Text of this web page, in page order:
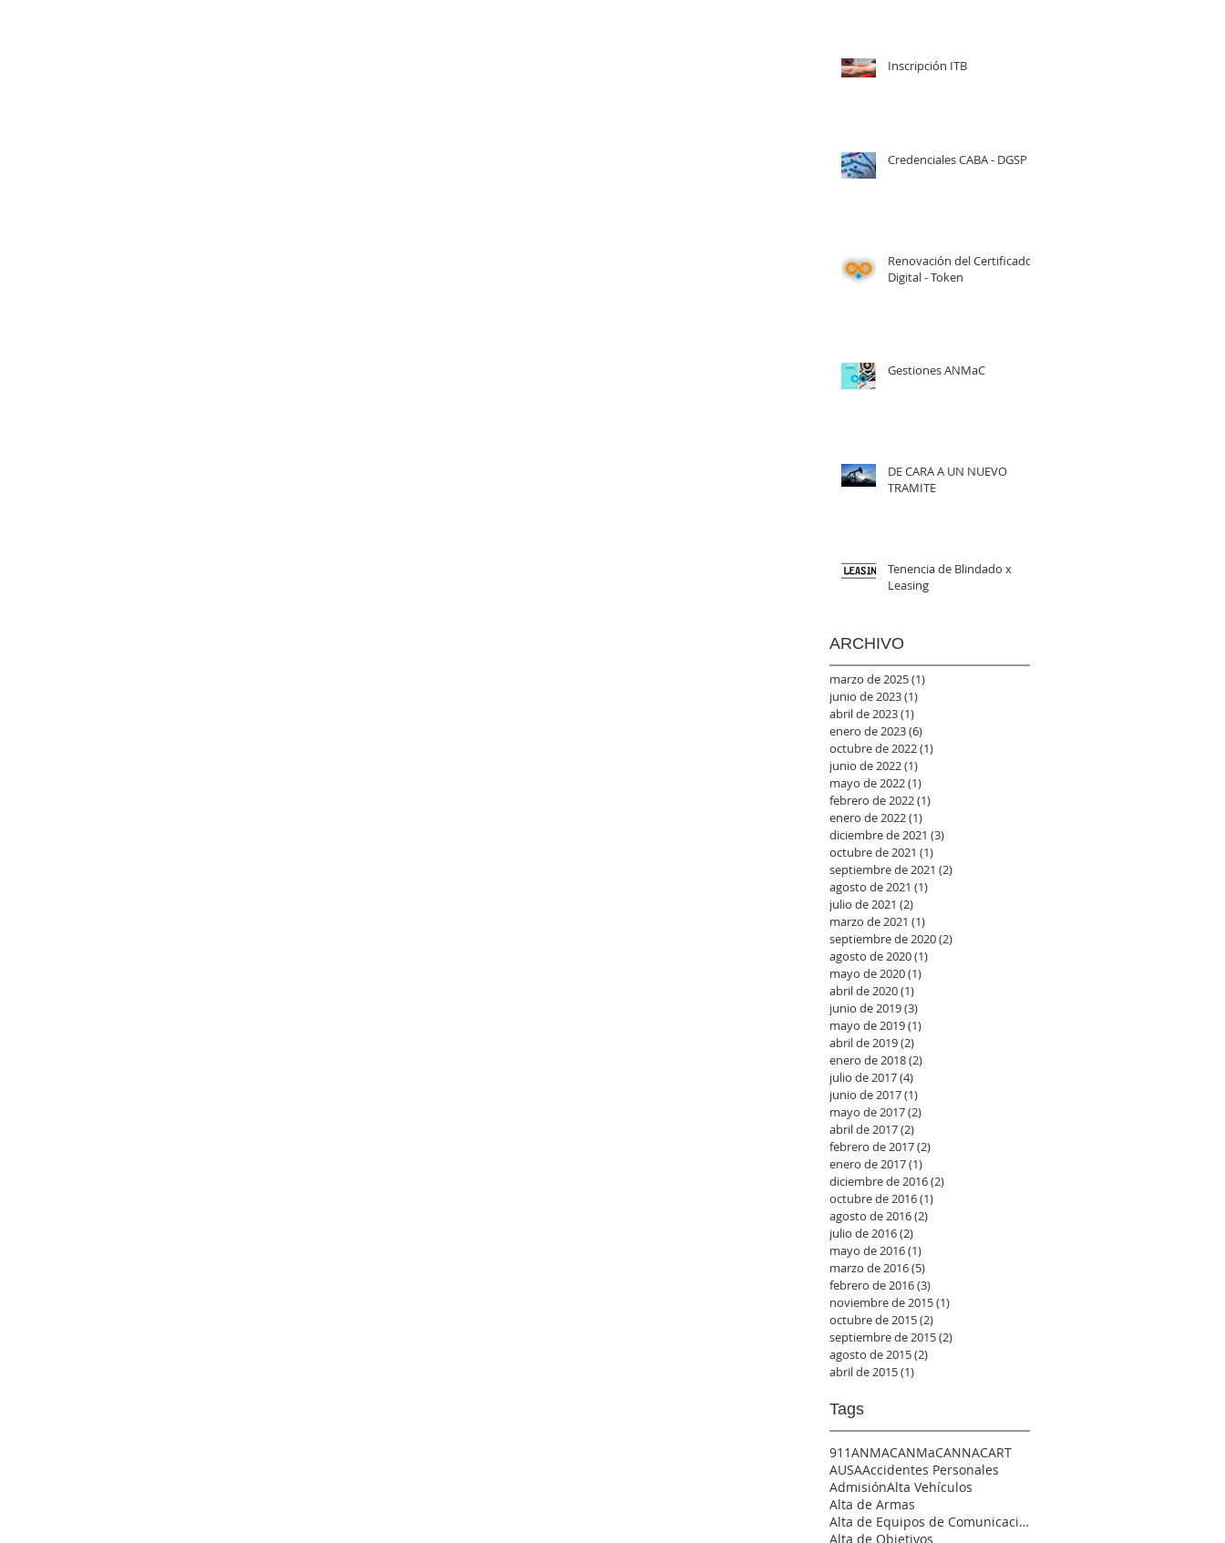
Inscripción ITB
Credenciales CABA - DGSP
Renovación del Certificado
Digital - Token
Gestiones ANMaC
DE CARA A UN NUEVO
TRAMITE
Tenencia de Blindado x
Leasing
ARCHIVO
marzo de 2025(1)
junio de 2023(1)
abril de 2023(1)
enero de 2023(6)
octubre de 2022(1)
junio de 2022(1)
mayo de 2022(1)
febrero de 2022(1)
enero de 2022(1)
diciembre de 2021 (3)
octubre de 2021 (1)
septiembre de 2021 (2)
agosto de 2021 (1)
julio de 2021 (2)
marzo de 2021 (1)
septiembre de 2020(2)
agosto de 2020(1)
mayo de 2020(1)
abril de 2020(1)
junio de 2019(3)
mayo de 2019(1)
abril de 2019(2)
enero de 2018(2)
julio de 2017(4)
junio de 2017(1)
mayo de 2017(2)
abril de 2017(2)
febrero de 2017(2)
enero de 2017(1)
diciembre de 2016(2)
octubre de 2016(1)
agosto de 2016(2)
julio de 2016(2)
mayo de 2016(1)
marzo de 2016(5)
febrero de 2016(3)
noviembre de 2015(1)
octubre de 2015(2)
septiembre de 2015(2)
agosto de 2015(2)
abril de 2015(1)
Tags
911ANMACANMaCANNACART
AUSAAccidentes Personales
AdmisiónAlta Vehículos
Alta de Armas
Alta de Equipos de Comunicación
Alta de Objetivos